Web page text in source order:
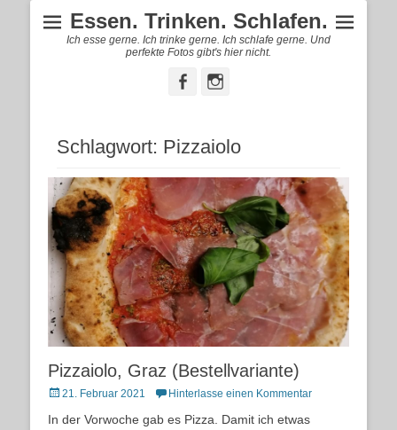
Essen. Trinken. Schlafen.
Ich esse gerne. Ich trinke gerne. Ich schlafe gerne. Und
perfekte Fotos gibt's hier nicht.
FacebookInstagram
Schlagwort: Pizzaiolo
Pizzaiolo, Graz (Bestellvariante)
Posted21. Februar 2021 Hinterlasse einen Kommentar
In der Vorwoche gab es Pizza. Damit ich etwas